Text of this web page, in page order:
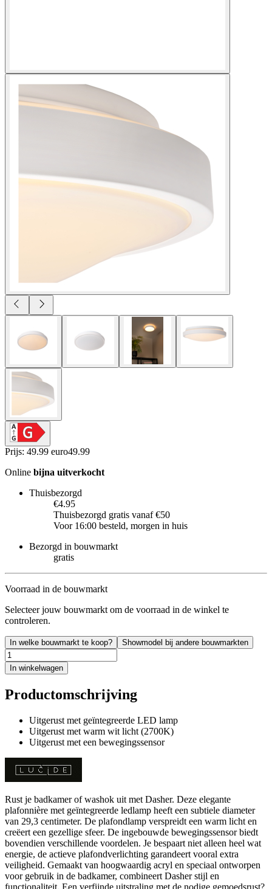
Prijs: 49.99 euro49.99
Online bijna uitverkocht
Thuisbezorgd
€4.95
Thuisbezorgd gratis vanaf €50
Voor 16:00 besteld, morgen in huis
Bezorgd in bouwmarkt
gratis
Voorraad in de bouwmarkt
Selecteer jouw bouwmarkt om de voorraad in de winkel te
controleren.
In welke bouwmarkt te koop? Showmodel bij andere bouwmarkten
In winkelwagen
Productomschrijving
Uitgerust met geïntegreerde LED lamp
Uitgerust met warm wit licht (2700K)
Uitgerust met een bewegingssensor
Rust je badkamer of washok uit met Dasher. Deze elegante
plafonnière met geïntegreerde ledlamp heeft een subtiele diameter
van 29,3 centimeter. De plafondlamp verspreidt een warm licht en
creëert een gezellige sfeer. De ingebouwde bewegingssensor biedt
bovendien verschillende voordelen. Je bespaart niet alleen heel wat
energie, de actieve plafondverlichting garandeert vooral extra
veiligheid. Gemaakt van hoogwaardig acryl en speciaal ontworpen
voor gebruik in de badkamer, combineert Dasher stijl en
functionaliteit. Een verfijnde uitstraling met de nodige gemoedsrust?